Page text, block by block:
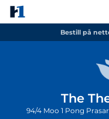
Bestill på
The
94/4 Moo 1 Pong